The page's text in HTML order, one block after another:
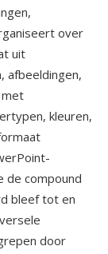
over
uit
afbeeldingen,
met
kleuren,
de compound
bleef tot en
door